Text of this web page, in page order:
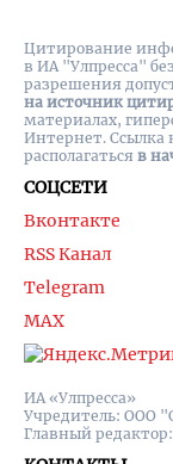
ИА «Улпресса»
Учредитель: ООО
Главный
СОЦСЕТИ
Вконтакте
RSS Канал
Telegram
MAX
Цитирование
в ИА "Улпресса"
разрешения
на источник
материалах,
Интернет. Ссылка
располагаться в